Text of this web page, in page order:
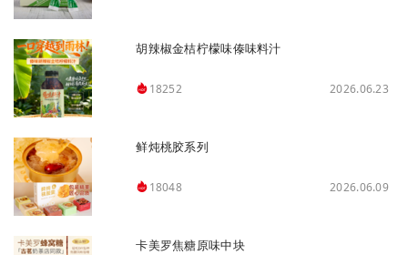
胡辣椒金桔柠檬味傣味料汁
18252 2026.06.23
鲜炖桃胶系列
18048 2026.06.09
卡美罗焦糖原味中块